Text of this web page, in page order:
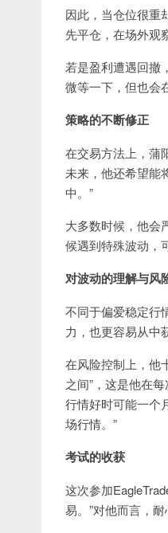
因此，当仓位很重
先平仓，在场外观
若是盈利遭遇回撤
微等一下，但也会
策略的不断修正
在交易方法上，蒲
未来，他还希望能
中。”
大多数时候，他会
候遇到特殊波动，
对波动的理解与风
不同于偏爱稳定行
力，也更容易从中
在风险控制上，他
之间”，这是他在
行情好时可能一个
场行情。”
考试的收获
这次参加
易。”对他而言，